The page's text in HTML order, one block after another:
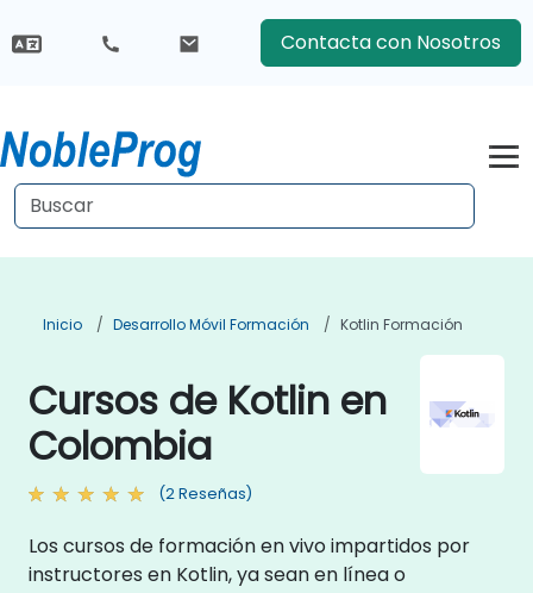
Contacta con Nosotros
Inicio Desarrollo Móvil Formación Kotlin Formación
Cursos de Kotlin en
Colombia
(2 Reseñas)
Los cursos de formación en vivo impartidos por
instructores en Kotlin, ya sean en línea o